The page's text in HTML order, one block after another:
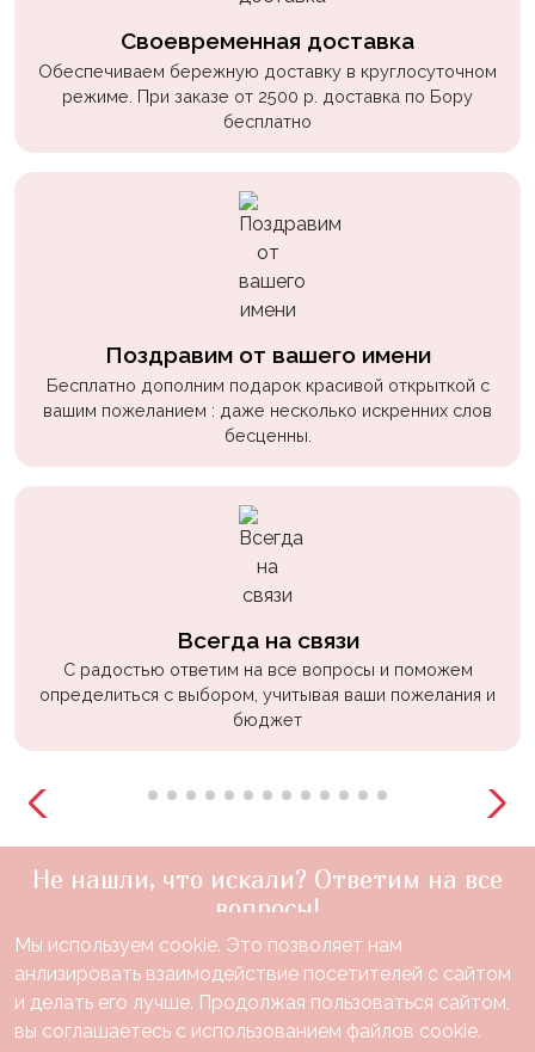
Своевременная доставка
Обеспечиваем бережную доставку в круглосуточном
режиме. При заказе от 2500 р. доставка по Бору
бесплатно
Поздравим от вашего имени
Бесплатно дополним подарок красивой открыткой с
вашим пожеланием : даже несколько искренних слов
бесценны.
Всегда на связи
С радостью ответим на все вопросы и поможем
определиться с выбором, учитывая ваши пожелания и
бюджет
Не нашли, что искали? Ответим на все
вопросы!
+7(910)888-48-60
звонок по России бесплатный
Нужна консультация?
Мы используем cookie. Это позволяет нам
анлизировать взаимодействие посетителей с сайтом
и делать его лучше. Продолжая пользоваться сайтом,
вы соглашаетесь с использованием файлов cookie.